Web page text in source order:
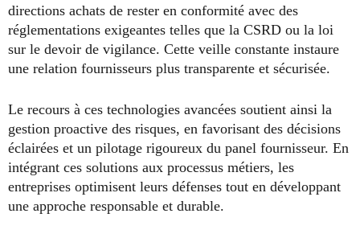
directions achats de rester en conformité avec des
réglementations exigeantes telles que la CSRD ou la loi
sur le devoir de vigilance. Cette veille constante instaure
une relation fournisseurs plus transparente et sécurisée.
Le recours à ces technologies avancées soutient ainsi la
gestion proactive des risques, en favorisant des décisions
éclairées et un pilotage rigoureux du panel fournisseur. En
intégrant ces solutions aux processus métiers, les
entreprises optimisent leurs défenses tout en développant
une approche responsable et durable.